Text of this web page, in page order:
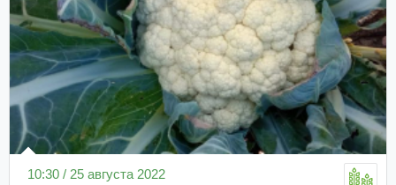
10:30 / 25 августа 2022